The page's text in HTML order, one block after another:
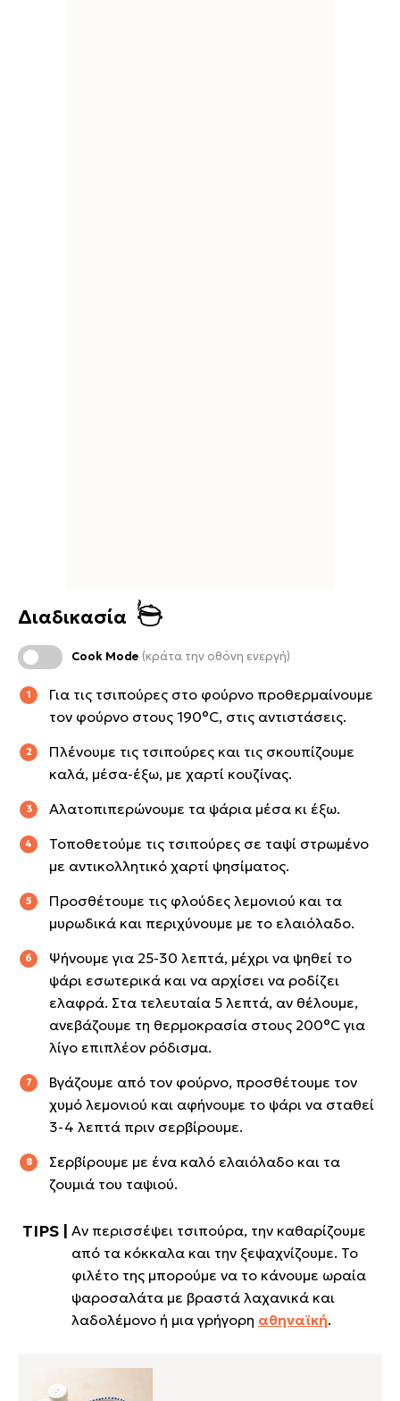
Διαδικασία
Cook Mode (κράτα την οθόνη ενεργή)
Για τις τσιπούρες στο φούρνο προθερμαίνουμε
τον φούρνο στους 190°C, στις αντιστάσεις.
Πλένουμε τις τσιπούρες και τις σκουπίζουμε
καλά, μέσα-έξω, με χαρτί κουζίνας.
Αλατοπιπερώνουμε τα ψάρια μέσα κι έξω.
Τοποθετούμε τις τσιπούρες σε ταψί στρωμένο
με αντικολλητικό χαρτί ψησίματος.
Προσθέτουμε τις φλούδες λεμονιού και τα
μυρωδικά και περιχύνουμε με το ελαιόλαδο.
Ψήνουμε για 25-30 λεπτά, μέχρι να ψηθεί το
ψάρι εσωτερικά και να αρχίσει να ροδίζει
ελαφρά. Στα τελευταία 5 λεπτά, αν θέλουμε,
ανεβάζουμε τη θερμοκρασία στους 200°C για
λίγο επιπλέον ρόδισμα.
Βγάζουμε από τον φούρνο, προσθέτουμε τον
χυμό λεμονιού και αφήνουμε το ψάρι να σταθεί
3-4 λεπτά πριν σερβίρουμε.
Σερβίρουμε με ένα καλό ελαιόλαδο και τα
ζουμιά του ταψιού.
Αν περισσέψει τσιπούρα, την καθαρίζουμε
από τα κόκκαλα και την ξεψαχνίζουμε. Το
φιλέτο της μπορούμε να το κάνουμε ωραία
ψαροσαλάτα με βραστά λαχανικά και
λαδολέμονο ή μια γρήγορη αθηναϊκή.